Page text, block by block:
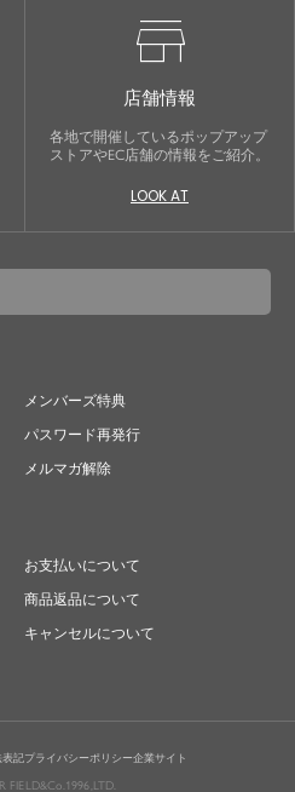
store
店舗情報
各地で開催しているポップアップ
ストアやEC店舗の情報をご紹介。
LOOK AT
メンバーズ特典
パスワード再発行
メルマガ解除
お支払いについて
商品返品について
キャンセルについて
表記プライバシーポリシー企業サイト
FIELD&Co.1996,LTD.